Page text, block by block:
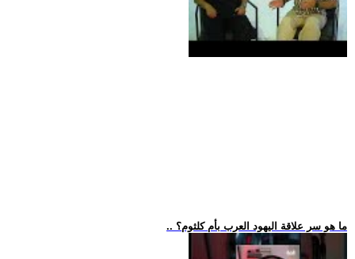
.. ما هو سر علاقة اليهود العرب بأم كلثوم؟